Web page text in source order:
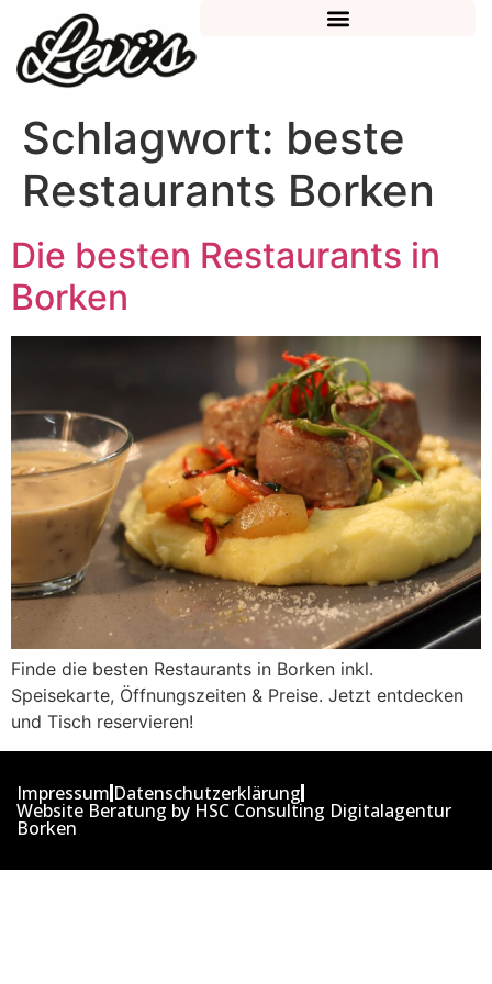
Schlagwort: beste
Restaurants Borken
Die besten Restaurants in
Borken
Finde die besten Restaurants in Borken inkl.
Speisekarte, Öffnungszeiten & Preise. Jetzt entdecken
und Tisch reservieren!
Impressum Datenschutzerklärung
Website Beratung by HSC Consulting Digitalagentur
Borken